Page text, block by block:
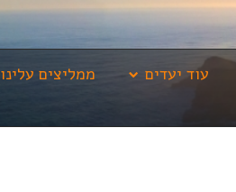
עוד יעדים ממליצים עלינו